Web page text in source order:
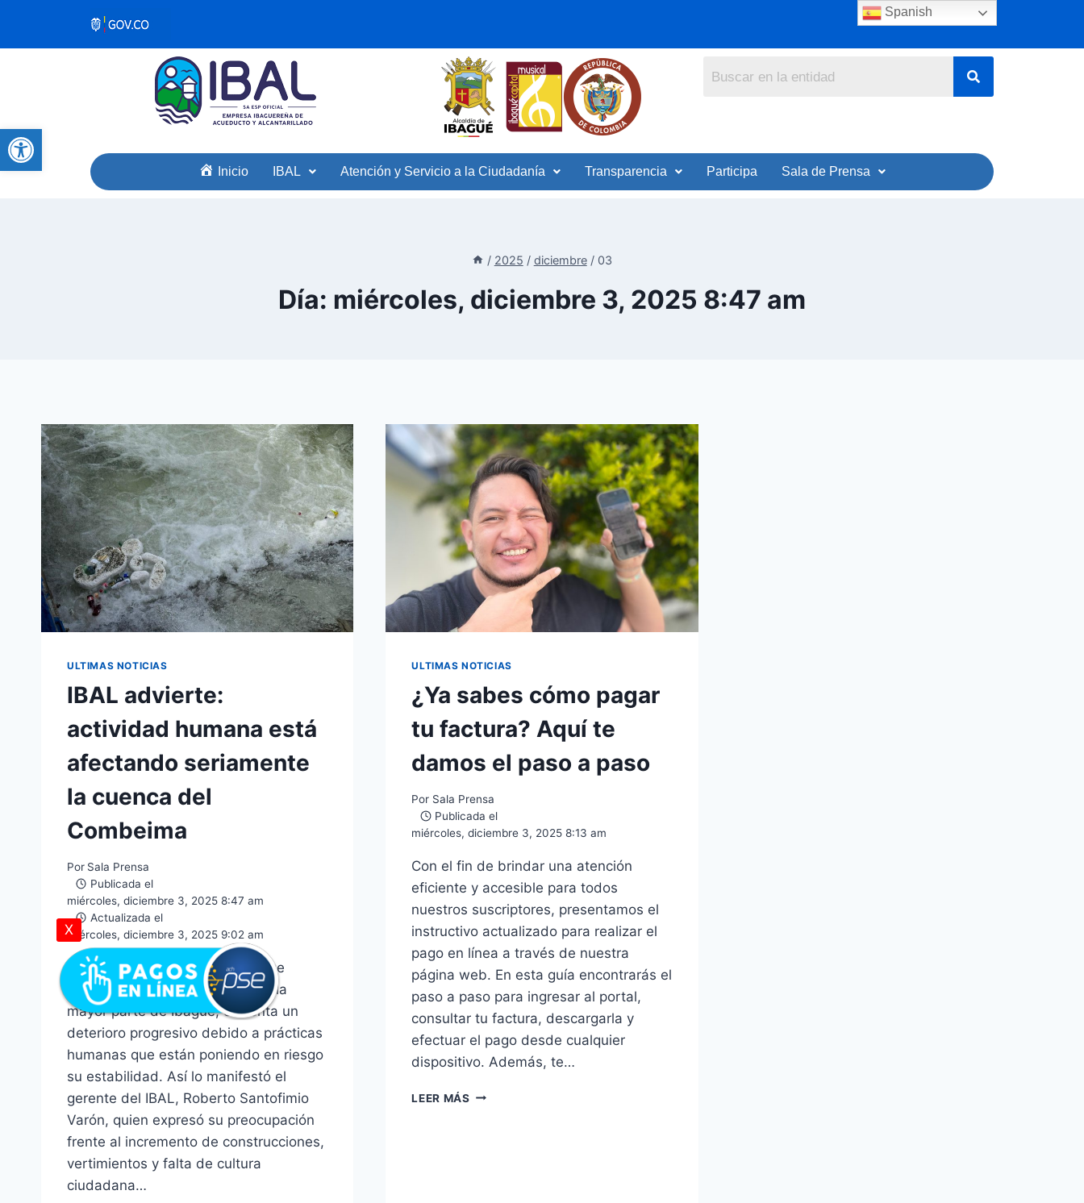
Abrir barra de herramientas
Inicio IBAL Atención y Servicio a la Ciudadanía Transparencia Participa Sala de Prensa
/ 2025 / diciembre / 03
Día: miércoles, diciembre 3, 2025 8:47 am
ULTIMAS NOTICIAS
IBAL advierte:
actividad humana está
afectando seriamente
la cuenca del
Combeima
Por Sala Prensa
Publicada el
miércoles, diciembre 3, 2025 8:47 am
Actualizada el
miércoles, diciembre 3, 2025 9:02 am
La cuenca del río Combeima, que
históricamente ha abastecido a la
mayor parte de Ibagué, enfrenta un
deterioro progresivo debido a prácticas
humanas que están poniendo en riesgo
su estabilidad. Así lo manifestó el
gerente del IBAL, Roberto Santofimio
Varón, quien expresó su preocupación
frente al incremento de construcciones,
vertimientos y falta de cultura
ciudadana…
ULTIMAS NOTICIAS
¿Ya sabes cómo pagar
tu factura? Aquí te
damos el paso a paso
Por Sala Prensa
Publicada el
miércoles, diciembre 3, 2025 8:13 am
Con el fin de brindar una atención
eficiente y accesible para todos
nuestros suscriptores, presentamos el
instructivo actualizado para realizar el
pago en línea a través de nuestra
página web. En esta guía encontrarás el
paso a paso para ingresar al portal,
consultar tu factura, descargarla y
efectuar el pago desde cualquier
dispositivo. Además, te…
LEER MÁS
Spanish
X